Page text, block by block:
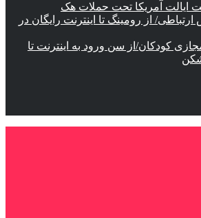
ایالت آمریکا تحت حملات هک
از رومینگ تا اینترنت رایگان در
کودکان/از سن ورود به اینترنت تا